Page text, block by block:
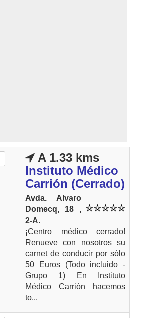
A 1.33 kms
Instituto Médico
Carrión (Cerrado)
Avda. Alvaro
Domecq, 18 ,
2-A.
¡Centro médico cerrado!
Renueve con nosotros su
carnet de conducir por sólo
50 Euros (Todo incluido -
Grupo 1) En Instituto
Médico Carrión hacemos
to...